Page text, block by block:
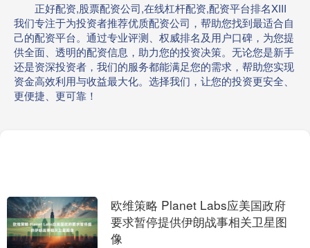
正好配资,股票配资公司,在线杠杆配资,配资平台排名XIII‌
我们专注于为投资者推荐优质配资公司，帮助您找到最适合自
己的配资平台。通过专业评测、权威排名及用户口碑，为您提
供全面、透明的配资信息，助力您的投资决策。无论您是新手
还是资深投资者，我们的服务都能满足您的需求，帮助您实现
资金高效利用与收益最大化。选择我们，让您的投资更安全、
更便捷、更可靠！
欧维策略 Planet Labs应美国政府
要求暂停提供伊朗战事相关卫星图
像